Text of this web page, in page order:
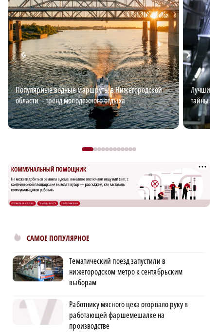
Популярные водные маршруты в Нижегородской
области – тренд молодежного отдыха
Лучший
тайны
САМОЕ ПОПУЛЯРНОЕ
Тематический поезд запустили в
нижегородском метро к сентябрьским
выборам
Работнику мясного цеха оторвало руку в
работающей фаршемешалке на
производстве